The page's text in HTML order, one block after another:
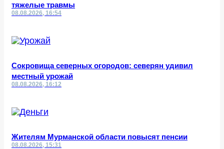
тяжелые травмы
08.08.2026, 16:54
Сокровища северных огородов: северян удивил
местный урожай
08.08.2026, 16:12
Жителям Мурманской области повысят пенсии
08.08.2026, 15:31